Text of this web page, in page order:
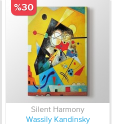
Silent Harmony
Wassily Kandinsky
%30